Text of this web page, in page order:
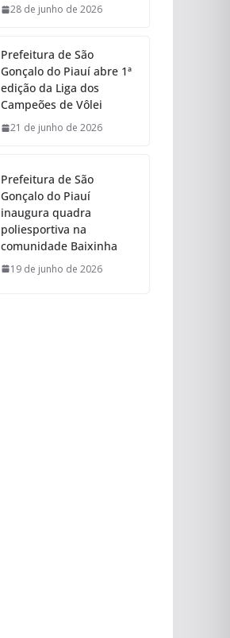
28 de junho de 2026
Prefeitura de São
Gonçalo do Piauí abre 1ª
edição da Liga dos
Campeões de Vôlei
21 de junho de 2026
Prefeitura de São
Gonçalo do Piauí
inaugura quadra
poliesportiva na
comunidade Baixinha
19 de junho de 2026